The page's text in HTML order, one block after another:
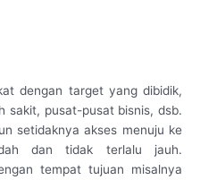
dengan target yang dibidik,
sakit, pusat-pusat bisnis, dsb.
setidaknya akses menuju ke
dan tidak terlalu jauh.
tempat tujuan misalnya